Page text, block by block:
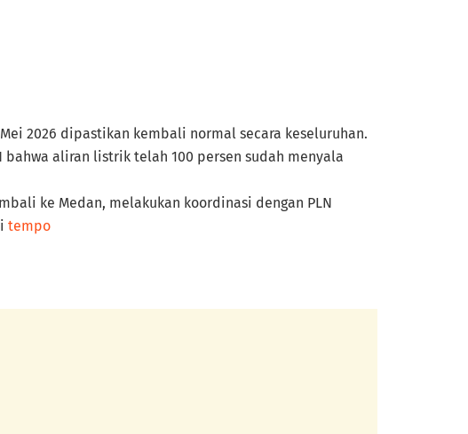
2026 dipastikan kembali normal secara keseluruhan.
aliran listrik telah 100 persen sudah menyala
ke Medan, melakukan koordinasi dengan PLN
tempo